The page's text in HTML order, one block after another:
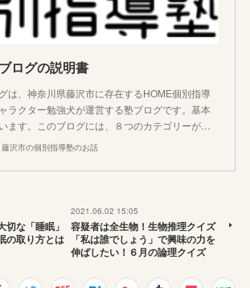
ログの説明書
は、神奈川県藤沢市に存在するHOME個別指導
ラクター勉強犬が運営する塾ブログです。基本
ます。このブログには、８つのカテゴリーが…
藤沢市の個別指導塾のお話
切な「睡眠」
の取り方とは
2021.06.02 15:05
容疑者は全生物！生物推理クイズ
「私は誰でしょう」で興味の力を
伸ばしたい！６月の論理クイズ